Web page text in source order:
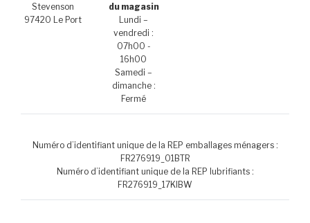
Stevenson
97420 Le Port
du magasin
Lundi –
vendredi :
07h00 -
16h00
Samedi –
dimanche :
Fermé
Numéro d’identifiant unique de la REP emballages ménagers :
FR276919_01BTR
Numéro d’identifiant unique de la REP lubrifiants :
FR276919_17KIBW